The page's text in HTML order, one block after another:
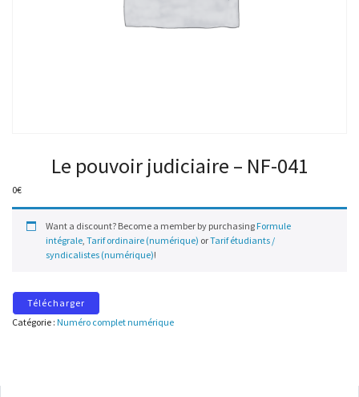
Le pouvoir judiciaire – NF-041
0€
Want a discount? Become a member by purchasing Formule
intégrale, Tarif ordinaire (numérique) orTarif étudiants /
syndicalistes (numérique)!
Télécharger
Catégorie : Numéro complet numérique